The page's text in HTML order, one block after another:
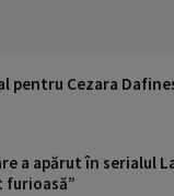
pentru Cezara
a apărut în serialul
furioasă”